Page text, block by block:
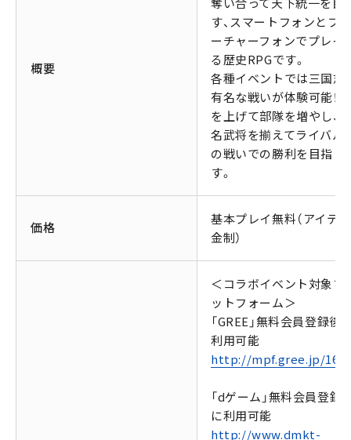
概要
す、スマートフォンとフ
ーチャーフォンでプレイ
る歴史RPGです。
各種イベントでは三国志
有名な戦いが体験可能！LV
を上げて部隊を増やし、
名武将を揃えてライバル
の戦いでの勝利を目指し
す。
価格
基本プレイ無料（アイテ
金制）
＜コラボイベント対象プ
ットフォーム＞
「GREE」無料会員登録後
利用可能
http://mpf.gree.jp/164
「dゲーム」無料会員登録
に利用可能
http://www.dmkt-